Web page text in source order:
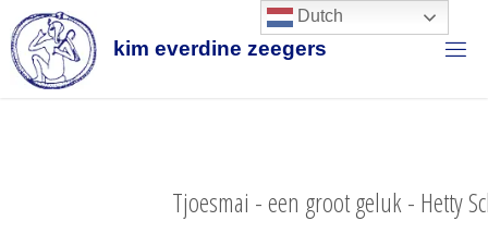
naar
de
inhoud
kim everd ine zeegers
Tjoesmai - een groot geluk - Hetty
Dutch